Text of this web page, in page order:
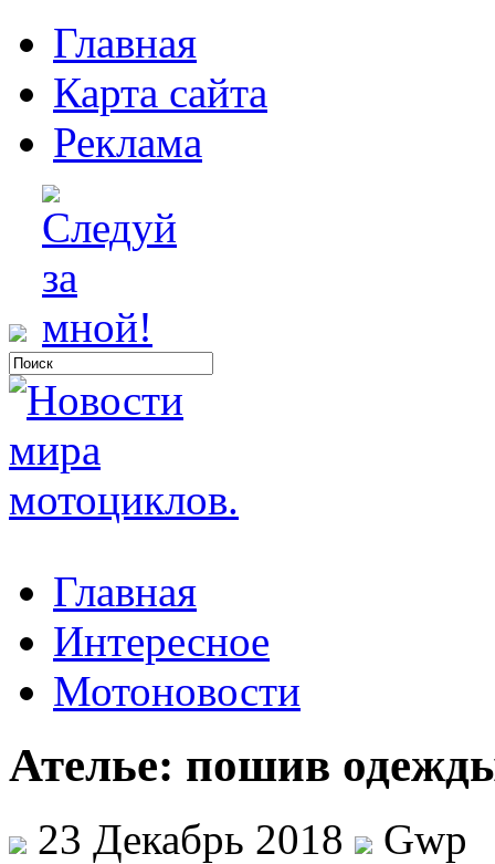
Главная
Карта сайта
Реклама
Главная
Интересное
Мотоновости
Ателье: пошив
23 Декабрь 2018
Gwp